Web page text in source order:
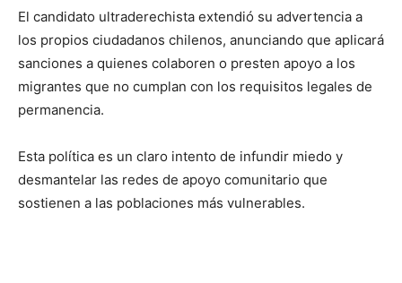
​El candidato ultraderechista extendió su advertencia a
los propios ciudadanos chilenos, anunciando que aplicará
sanciones a quienes colaboren o presten apoyo a los
migrantes que no cumplan con los requisitos legales de
permanencia.
Esta política es un claro intento de infundir miedo y
desmantelar las redes de apoyo comunitario que
sostienen a las poblaciones más vulnerables.